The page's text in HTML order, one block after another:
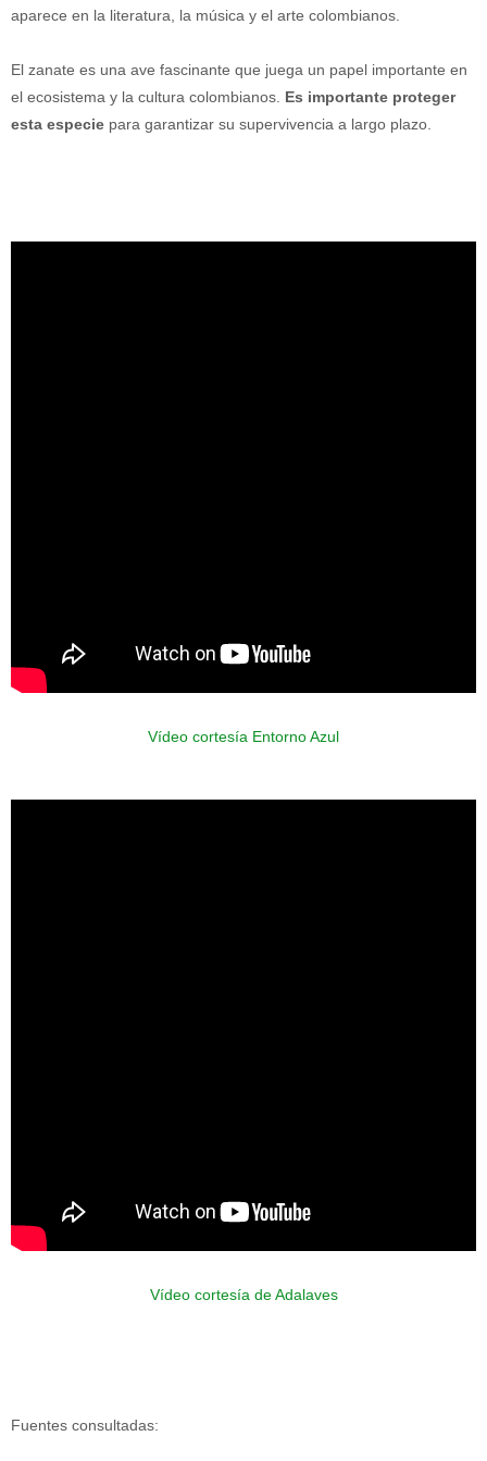
aparece en la literatura, la música y el arte colombianos.
El zanate es una ave fascinante que juega un papel importante en
el ecosistema y la cultura colombianos. Es importante proteger
esta especie para garantizar su supervivencia a largo plazo.
Vídeo cortesía Entorno Azul
Vídeo cortesía de Adalaves
Fuentes consultadas: